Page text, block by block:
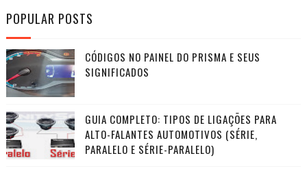
POPULAR POSTS
CÓDIGOS NO PAINEL DO PRISMA E SEUS
SIGNIFICADOS
GUIA COMPLETO: TIPOS DE LIGAÇÕES PARA
ALTO-FALANTES AUTOMOTIVOS (SÉRIE,
PARALELO E SÉRIE-PARALELO)